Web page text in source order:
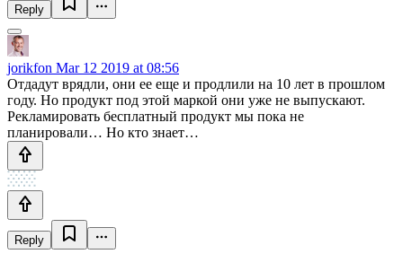
Reply
jorikfon Mar 12 2019 at 08:56
Отдадут врядли, они ее еще и продлили на 10 лет в прошлом
году. Но продукт под этой маркой они уже не выпускают.
Рекламировать бесплатный продукт мы пока не
планировали… Но кто знает…
Reply